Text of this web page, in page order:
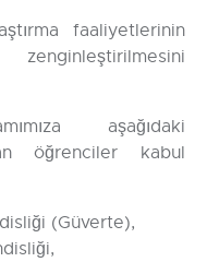
faaliyetlerinin
aşağıdaki
öğrenciler kabul
(Güverte),